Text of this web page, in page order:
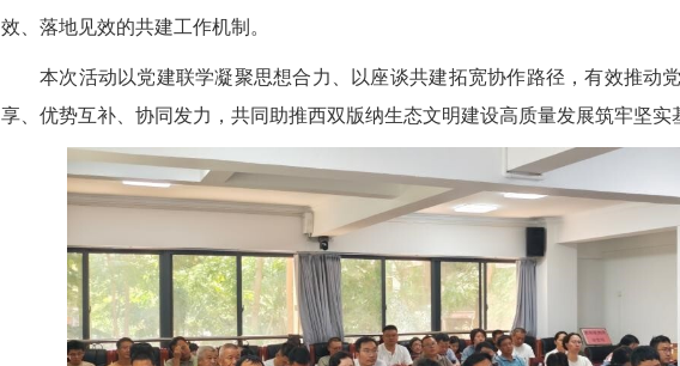
效、落地见效的共建工作机制。
本次活动以党建联学凝聚思想合力、以座谈共建拓宽协作路径，有效推动
享、优势互补、协同发力，共同助推西双版纳生态文明建设高质量发展筑牢坚实